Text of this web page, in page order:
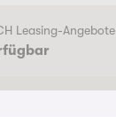
Leasing-Angebote